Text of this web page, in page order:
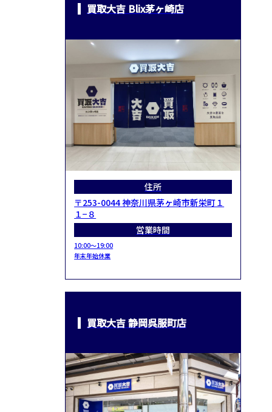
買取大吉 Blix茅ヶ崎店
住所
〒253-0044 神奈川県茅ヶ崎市新栄町１
１−８
営業時間
10:00～19:00
年末年始休業
買取大吉 静岡呉服町店